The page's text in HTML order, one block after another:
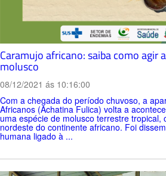
Caramujo africano: saiba como agir
molusco
08/12/2021 ás 10:16:00
Com a chegada do período chuvoso, a
Africanos (Achatina Fulica) volta a
uma espécie de molusco terrestre tropical,
nordeste do continente africano. Foi
humana ligado à ...